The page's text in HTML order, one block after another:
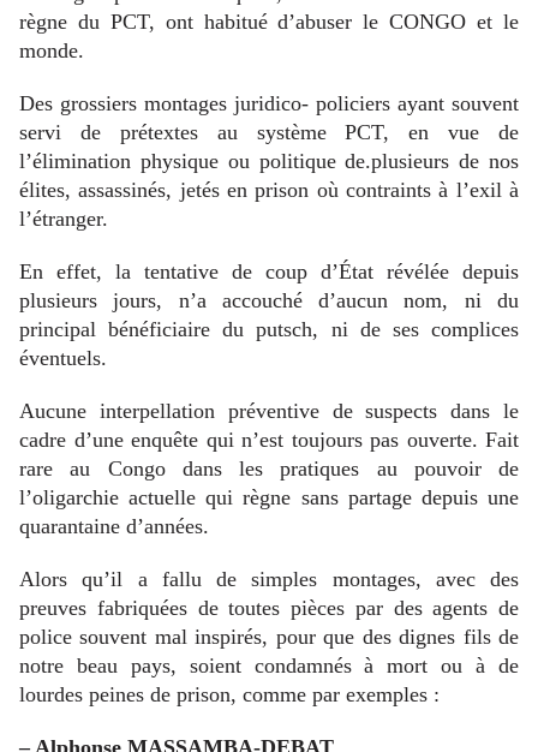
règne du PCT, ont habitué d’abuser le CONGO et le
monde.
Des grossiers montages juridico- policiers ayant souvent
servi de prétextes au système PCT, en vue de
l’élimination physique ou politique de.plusieurs de nos
élites, assassinés, jetés en prison où contraints à l’exil à
l’étranger.
En effet, la tentative de coup d’État révélée depuis
plusieurs jours, n’a accouché d’aucun nom, ni du
principal bénéficiaire du putsch, ni de ses complices
éventuels.
Aucune interpellation préventive de suspects dans le
cadre d’une enquête qui n’est toujours pas ouverte. Fait
rare au Congo dans les pratiques au pouvoir de
l’oligarchie actuelle qui règne sans partage depuis une
quarantaine d’années.
Alors qu’il a fallu de simples montages, avec des
preuves fabriquées de toutes pièces par des agents de
police souvent mal inspirés, pour que des dignes fils de
notre beau pays, soient condamnés à mort ou à de
lourdes peines de prison, comme par exemples :